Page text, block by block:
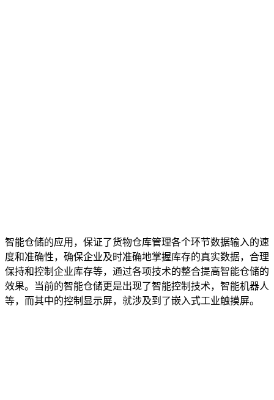
智能仓储的应用，保证了货物仓库管理各个环节数据输入的速
度和准确性，确保企业及时准确地掌握库存的真实数据，合理
保持和控制企业库存等，通过各项技术的整合提高智能仓储的
效果。当前的智能仓储更是出现了智能控制技术，智能机器人
等，而其中的控制显示屏，就涉及到了嵌入式工业触摸屏。